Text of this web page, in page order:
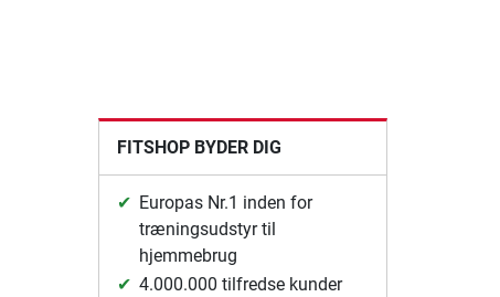
FITSHOP BYDER DIG
Europas Nr.1 inden for
træningsudstyr til
hjemmebrug
4.000.000 tilfredse kunder